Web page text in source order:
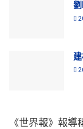
建
《世界報》報